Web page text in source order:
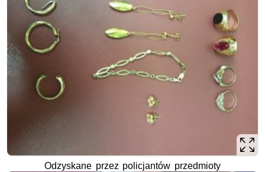
Odzyskane przez policjantów przedmioty